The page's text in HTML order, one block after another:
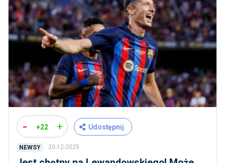
- +22 + Udostępnij
NEWSY 20-12-2025